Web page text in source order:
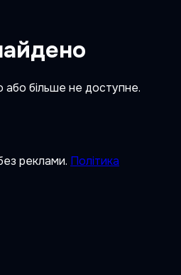
більше не доступне.
реклами. Політика